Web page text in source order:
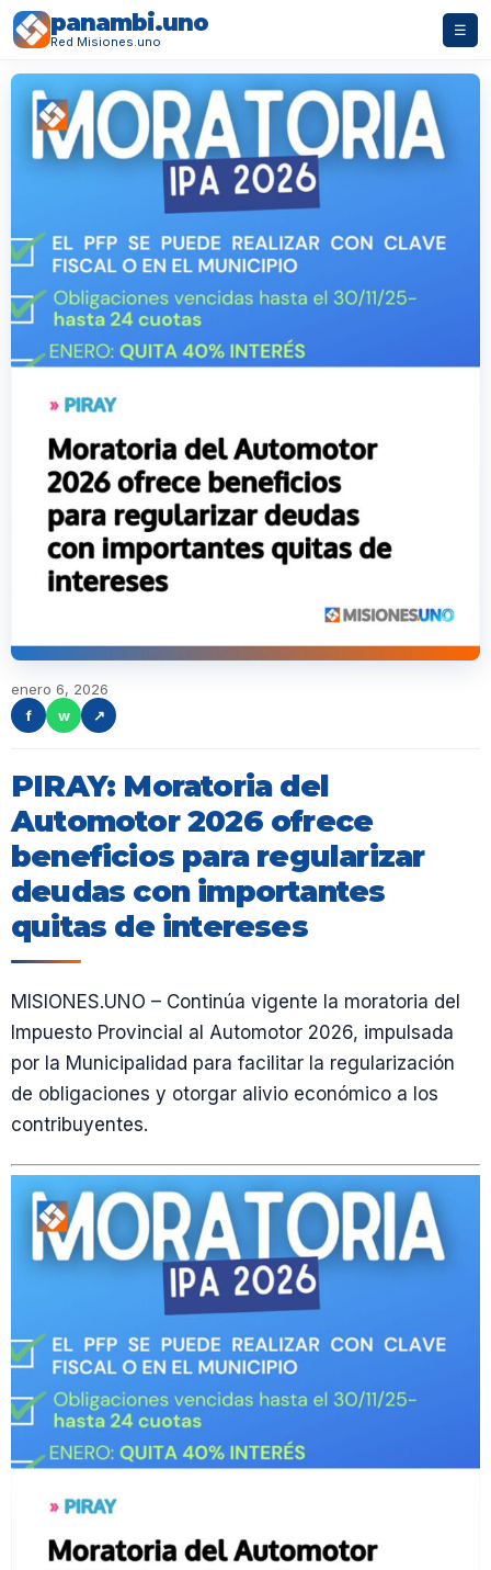
panambi.uno
Red Misiones.uno
☰
enero 6, 2026
f
w ↗
PIRAY: Moratoria del
Automotor 2026 ofrece
beneficios para regularizar
deudas con importantes
quitas de intereses
MISIONES.UNO – Continúa vigente la moratoria del
Impuesto Provincial al Automotor 2026, impulsada
por la Municipalidad para facilitar la regularización
de obligaciones y otorgar alivio económico a los
contribuyentes.